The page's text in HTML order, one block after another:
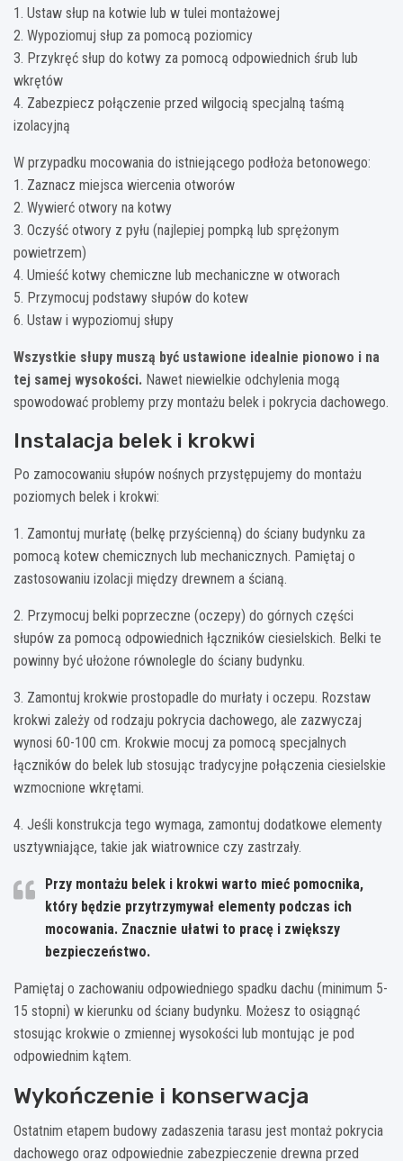
1. Ustaw słup na kotwie lub w tulei montażowej
2. Wypoziomuj słup za pomocą poziomicy
3. Przykręć słup do kotwy za pomocą odpowiednich śrub lub
wkrętów
4. Zabezpiecz połączenie przed wilgocią specjalną taśmą
izolacyjną
W przypadku mocowania do istniejącego podłoża betonowego:
1. Zaznacz miejsca wiercenia otworów
2. Wywierć otwory na kotwy
3. Oczyść otwory z pyłu (najlepiej pompką lub sprężonym
powietrzem)
4. Umieść kotwy chemiczne lub mechaniczne w otworach
5. Przymocuj podstawy słupów do kotew
6. Ustaw i wypoziomuj słupy
Wszystkie słupy muszą być ustawione idealnie pionowo i na
tej samej wysokości. Nawet niewielkie odchylenia mogą
spowodować problemy przy montażu belek i pokrycia dachowego.
Instalacja belek i krokwi
Po zamocowaniu słupów nośnych przystępujemy do montażu
poziomych belek i krokwi:
1. Zamontuj murłatę (belkę przyścienną) do ściany budynku za
pomocą kotew chemicznych lub mechanicznych. Pamiętaj o
zastosowaniu izolacji między drewnem a ścianą.
2. Przymocuj belki poprzeczne (oczepy) do górnych części
słupów za pomocą odpowiednich łączników ciesielskich. Belki te
powinny być ułożone równolegle do ściany budynku.
3. Zamontuj krokwie prostopadle do murłaty i oczepu. Rozstaw
krokwi zależy od rodzaju pokrycia dachowego, ale zazwyczaj
wynosi 60-100 cm. Krokwie mocuj za pomocą specjalnych
łączników do belek lub stosując tradycyjne połączenia ciesielskie
wzmocnione wkrętami.
4. Jeśli konstrukcja tego wymaga, zamontuj dodatkowe elementy
usztywniające, takie jak wiatrownice czy zastrzały.
Przy montażu belek i krokwi warto mieć pomocnika,
który będzie przytrzymywał elementy podczas ich
mocowania. Znacznie ułatwi to pracę i zwiększy
bezpieczeństwo.
Pamiętaj o zachowaniu odpowiedniego spadku dachu (minimum 5-
15 stopni) w kierunku od ściany budynku. Możesz to osiągnąć
stosując krokwie o zmiennej wysokości lub montując je pod
odpowiednim kątem.
Wykończenie i konserwacja
Ostatnim etapem budowy zadaszenia tarasu jest montaż pokrycia
dachowego oraz odpowiednie zabezpieczenie drewna przed